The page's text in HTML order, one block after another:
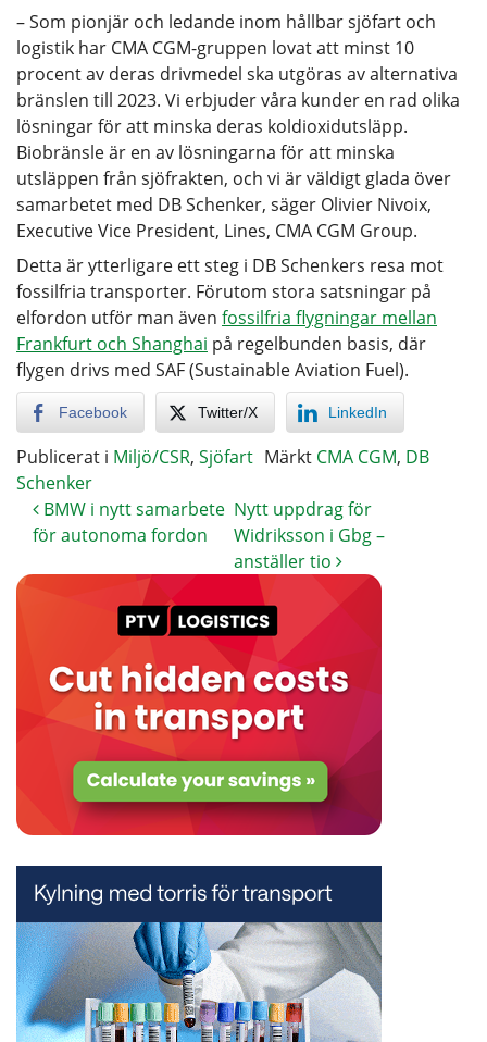
– Som pionjär och ledande inom hållbar sjöfart och
logistik har CMA CGM-gruppen lovat att minst 10
procent av deras drivmedel ska utgöras av alternativa
bränslen till 2023. Vi erbjuder våra kunder en rad olika
lösningar för att minska deras koldioxidutsläpp.
Biobränsle är en av lösningarna för att minska
utsläppen från sjöfrakten, och vi är väldigt glada över
samarbetet med DB Schenker, säger Olivier Nivoix,
Executive Vice President, Lines, CMA CGM Group.
Detta är ytterligare ett steg i DB Schenkers resa mot
fossilfria transporter. Förutom stora satsningar på
elfordon utför man även fossilfria flygningar mellan
Frankfurt och Shanghai på regelbunden basis, där
flygen drivs med SAF (Sustainable Aviation Fuel).
Facebook Twitter/X LinkedIn
Publicerat i Miljö/CSR, Sjöfart Märkt CMA CGM, DB
Schenker
BMW i nytt samarbete
för autonoma fordon
Nytt uppdrag för
Widriksson i Gbg –
anställer tio